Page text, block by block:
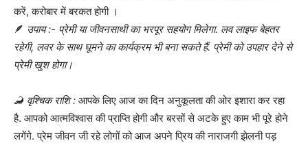
करें, करोबार में बरकत होगी ।
🪶 उपाय :- प्रेमी या जीवनसाथी का भरपूर सहयोग मिलेगा. लव लाइफ बेहतर
रहेगी, लवर के साथ घूमने का कार्यक्रम भी बना सकते हैं. प्रेमी को उपहार देने से
प्रेमी खुश होगा।
🦂 वृश्चिक राशि : आपके लिए आज का दिन अनुकूलता की ओर इशारा कर रहा
है. आपको आत्मविश्वास की प्राप्ति होगी और बरसों से अटके हुए काम भी पूरे होने
लगेंगे. प्रेम जीवन जी रहे लोगों को आज अपने प्रिय की नाराजगी झेलनी पड़